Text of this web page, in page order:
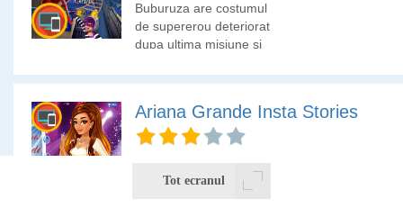
Buburuza are costumul
de supererou deteriorat
dupa ultima misiune si
Alege-i si o tinuta de
oras!
Ariana Grande Insta Stories
Vedeta Ariana Grande
este dependenta de
Instagram si posteaza in
Tot ecranul